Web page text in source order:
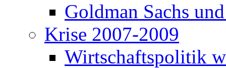
Goldman Sachs
Krise 2007-2009
Wirtschaftspolitik